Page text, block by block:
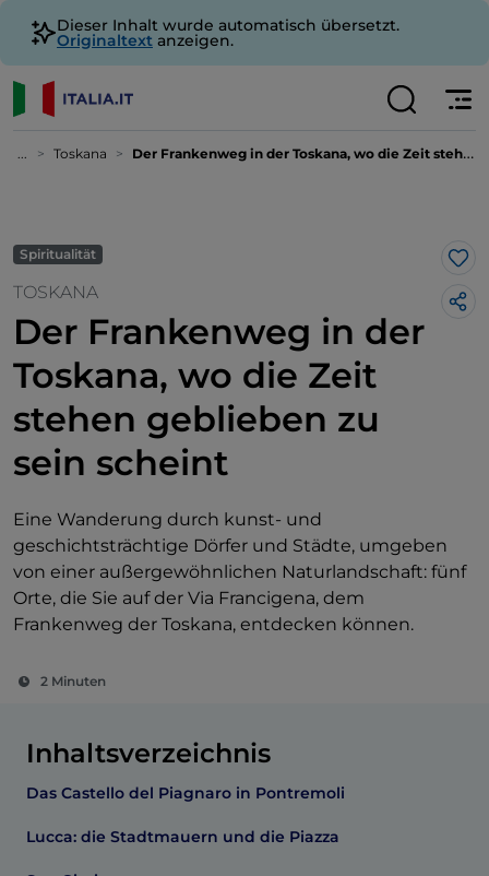
Dieser Inhalt wurde automatisch übersetzt.
Originaltext anzeigen.
... Toskana Der Frankenweg in der Toskana, wo die Zeit stehen geblieben zu sein scheint
Spiritualität
TOSKANA
Der Frankenweg in der
Toskana, wo die Zeit
stehen geblieben zu
sein scheint
Eine Wanderung durch kunst- und
geschichtsträchtige Dörfer und Städte, umgeben
von einer außergewöhnlichen Naturlandschaft: fünf
Orte, die Sie auf der Via Francigena, dem
Frankenweg der Toskana, entdecken können.
2 Minuten
Inhaltsverzeichnis
Das Castello del Piagnaro in Pontremoli
Lucca: die Stadtmauern und die Piazza